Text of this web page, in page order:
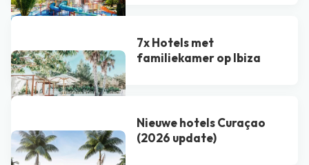
7x Hotels met
familiekamer op Ibiza
Nieuwe hotels Curaçao
(2026 update)